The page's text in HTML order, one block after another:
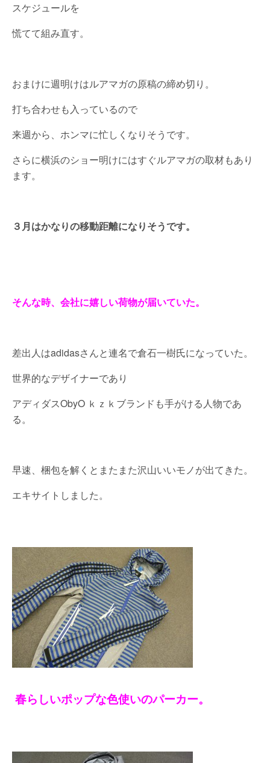
スケジュールを
慌てて組み直す。
おまけに週明けはルアマガの原稿の締め切り。
打ち合わせも入っているので
来週から、ホンマに忙しくなりそうです。
さらに横浜のショー明けにはすぐルアマガの取材もあり
ます。
３月はかなりの移動距離になりそうです。
そんな時、会社に嬉しい荷物が届いていた。
差出人はadidasさんと連名で倉石一樹氏になっていた。
世界的なデザイナーであり
アディダスObyO ｋｚｋブランドも手がける人物であ
る。
早速、梱包を解くとまたまた沢山いいモノが出てきた。
エキサイトしました。
春らしいポップな色使いのパーカー。